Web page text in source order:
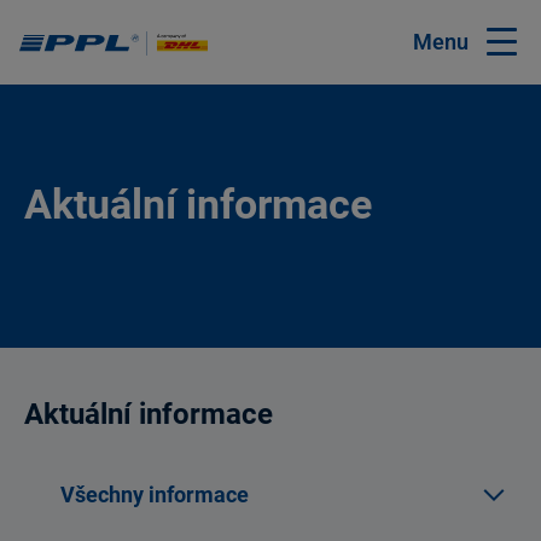
Menu
Aktuální informace
Aktuální informace
Všechny informace